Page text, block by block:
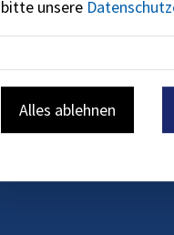
bitte unsere
Alles ablehnen